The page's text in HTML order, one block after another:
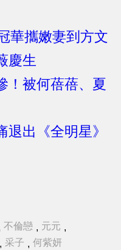
華攜嫩妻到方文
慶生
！被何蓓蓓、夏
出《全明星》
不倫戀 , 元元 ,
, 采子 , 何紫妍